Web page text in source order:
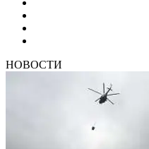
НОВОСТИ